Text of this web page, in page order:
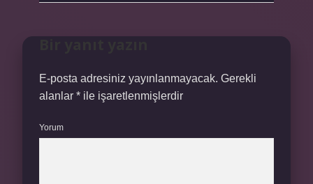
E-posta adresiniz yayınlanmayacak. Gerekli
alanlar * ile işaretlenmişlerdir
Yorum